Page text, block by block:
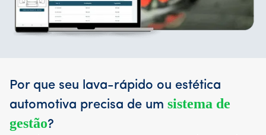
Por que seu lava-rápido ou estética
automotiva precisa de um sistema de
gestão?